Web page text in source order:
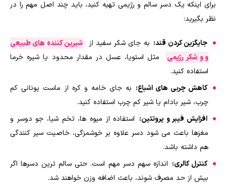
برای اینکه یک دسر سالم و رژیمی تهیه کنید، باید چند اصل مهم را در
نظر بگیرید:
جایگزین کردن قند: به جای شکر سفید از
شیرین کننده های طبیعی
و و شکر رژیمی
مثل استویا، عسل در مقدار محدود یا شیره خرما
استفاده کنید.
کاهش چربی های اشباع: به جای خامه و کره از ماست یونانی کم
چرب، شیر بادام یا شیر کم چرب استفاده کنید.
افزایش فیبر و پروتئین: استفاده از میوه ها، تخم شیا، جو دوسر و
مغزها باعث می شود دسر علاوه بر خوشمزگی، خاصیت سیر کنندگی
هم داشته باشد.
کنترل کالری: اندازه سهم دسر مهم است. حتی سالم ترین دسرها اگر
بیش از حد مصرف شوند، باعث اضافه وزن خواهند شد.